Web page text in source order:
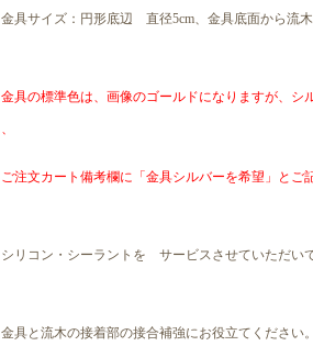
金具サイズ：円形底辺 直径5cm、金具底面から流
金具の標準色は、画像のゴールドになりますが、シ
、
ご注文カート備考欄に「金具シルバーを希望」とご
シリコン・シーラントを サービスさせていただい
金具と流木の接着部の接合補強にお役立てください。